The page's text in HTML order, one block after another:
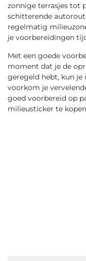
zonnige terrasjes tot
schitterende
regelmatig
je voorbereidingen
Met een goede
moment dat je de
geregeld hebt, kun
voorkom je
goed voorbereid op
milieusticker te